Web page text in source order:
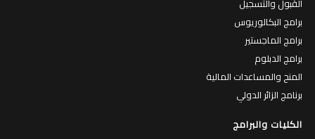
القبول والتسجيل
برامج البكالوريوس
برامج الماجستير
برامج الدبلوم
المنح والمساعدات المالية
برنامج الزائر الدولي
الكليات والبرامج